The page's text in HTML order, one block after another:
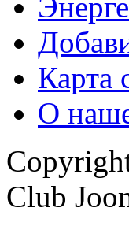
Карта
О
Club